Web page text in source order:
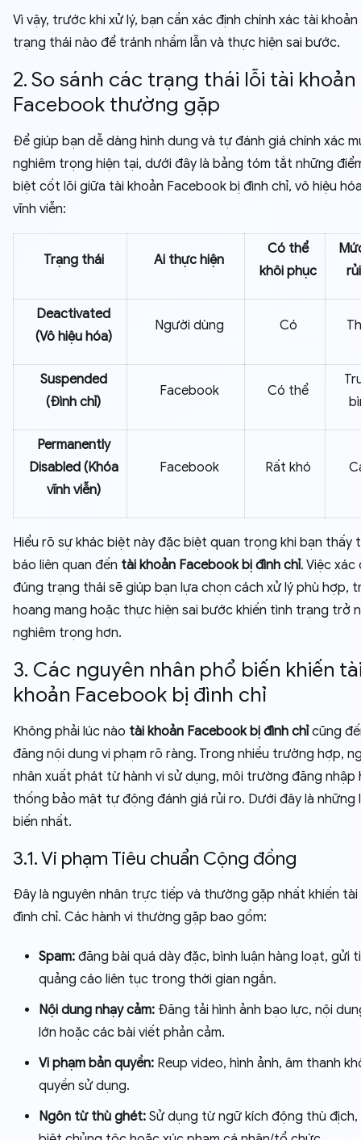
Vì vậy, trước khi xử lý, bạn cần xác định chính xác tài
trạng thái nào để tránh nhầm lẫn và thực hiện sai bước.
2. So sánh các trạng thái lỗi tài khoản
Facebook thường gặp
Để giúp bạn dễ dàng hình dung và tự đánh giá chính xác
nghiêm trọng hiện tại, dưới đây là bảng tóm tắt những
biệt cốt lõi giữa tài khoản Facebook bị đình chỉ, vô hiệu
vĩnh viễn:
Trạng thái Ai thực hiện
Có thể
khôi phục
Deactivated
(Vô hiệu hóa)
Người dùng Có
Suspended
(Đình chỉ)
Facebook Có thể
Permanently
Disabled (Khóa
vĩnh viễn)
Facebook Rất khó
Hiểu rõ sự khác biệt này đặc biệt quan trọng khi bạn thấy
báo liên quan đến tài khoản Facebook bị đình chỉ. Việc xác
đúng trạng thái sẽ giúp bạn lựa chọn cách xử lý phù hợp,
hoang mang hoặc thực hiện sai bước khiến tình trạng trở
nghiêm trọng hơn.
3. Các nguyên nhân phổ biến khiến
khoản Facebook bị đình chỉ
Không phải lúc nào tài khoản Facebook bị đình chỉcũng
đăng nội dung vi phạm rõ ràng. Trong nhiều trường hợp,
nhân xuất phát từ hành vi sử dụng, môi trường đăng nhập
thống bảo mật tự động đánh giá rủi ro. Dưới đây là những
biến nhất.
3.1. Vi phạm Tiêu chuẩn Cộng đồng
Đây là nguyên nhân trực tiếp và thường gặp nhất khiến tài
đình chỉ. Các hành vi thường gặp bao gồm:
Spam: đăng bài quá dày đặc, bình luận hàng loạt, gửi
quảng cáo liên tục trong thời gian ngắn.
Nội dung nhạy cảm: Đăng tải hình ảnh bạo lực, nội
lớn hoặc các bài viết phản cảm.
Vi phạm bản quyền: Reup video, hình ảnh, âm thanh
quyền sử dụng.
Ngôn từ thù ghét: Sử dụng từ ngữ kích động thù địch,